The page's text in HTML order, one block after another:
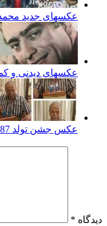
عکسهای جدید محمد
عکسهای دیدنی و
عکس جشن تولد 87 سالگی محمد علی کشاورز بازیگر قدیمی سینما و تلویزیون
دیدگاه *